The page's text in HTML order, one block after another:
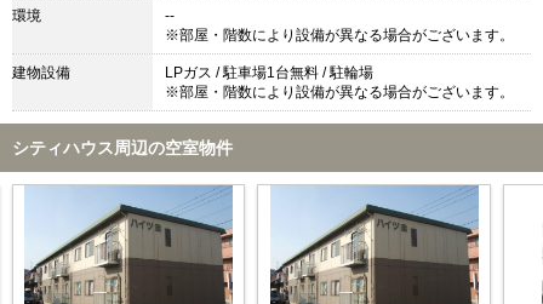
環境
--
※部屋・階数により設備が異なる場合がございます。
建物設備
LPガス / 駐車場1台無料 / 駐輪場
※部屋・階数により設備が異なる場合がございます。
シティハウス周辺の空室物件